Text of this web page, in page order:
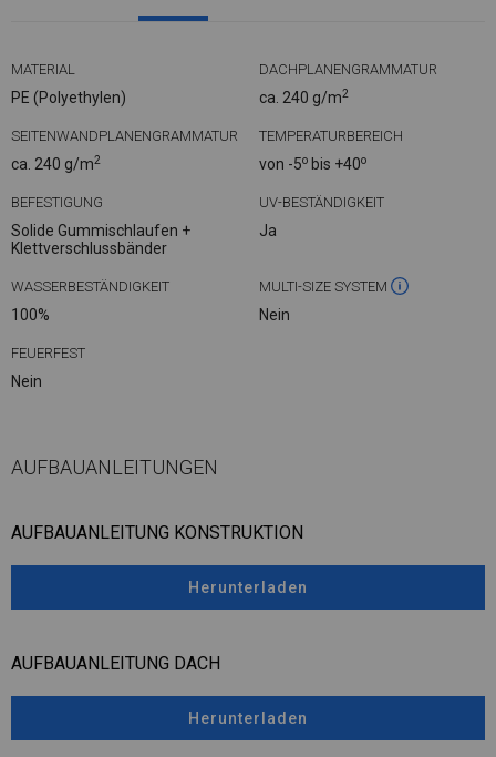
MATERIAL
PE (Polyethylen)
DACHPLANENGRAMMATUR
ca. 240 g/m2
SEITENWANDPLANENGRAMMATUR
ca. 240 g/m2
TEMPERATURBEREICH
von -5o bis +40o
BEFESTIGUNG
Solide Gummischlaufen +
Klettverschlussbänder
UV-BESTÄNDIGKEIT
Ja
WASSERBESTÄNDIGKEIT
100%
MULTI-SIZE SYSTEM
Nein
FEUERFEST
Nein
AUFBAUANLEITUNGEN
AUFBAUANLEITUNG KONSTRUKTION
Herunterladen
AUFBAUANLEITUNG DACH
Herunterladen